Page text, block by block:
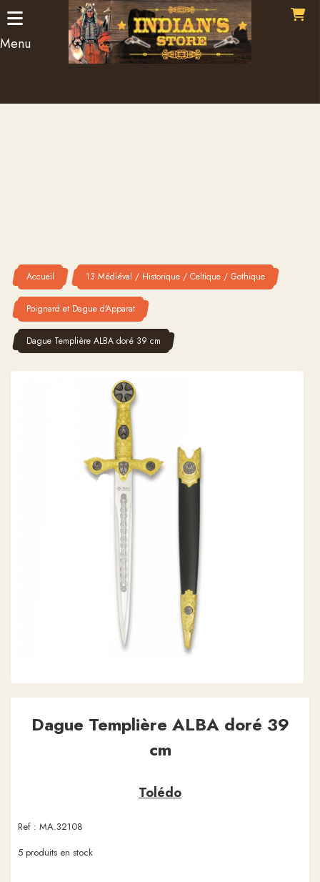
Menu
Accueil 13 Médiéval / Historique / Celtique / Gothique
Poignard et Dague d'Apparat
Dague Templière ALBA doré 39 cm
Dague Templière ALBA doré 39
cm
Tolédo
Ref : MA.32108
5 produits en stock
Panneau de gestion des cookies